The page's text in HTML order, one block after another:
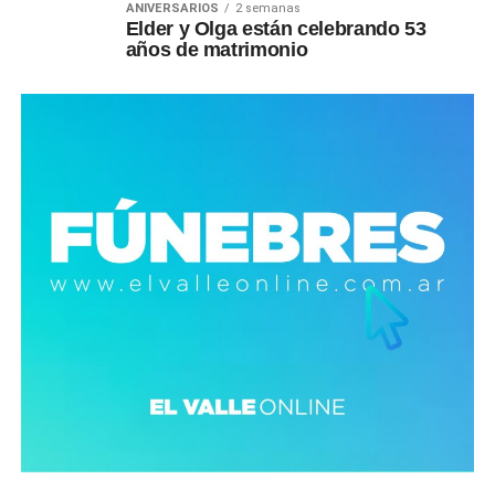
ANIVERSARIOS 2 semanas
Elder y Olga están celebrando 53
años de matrimonio